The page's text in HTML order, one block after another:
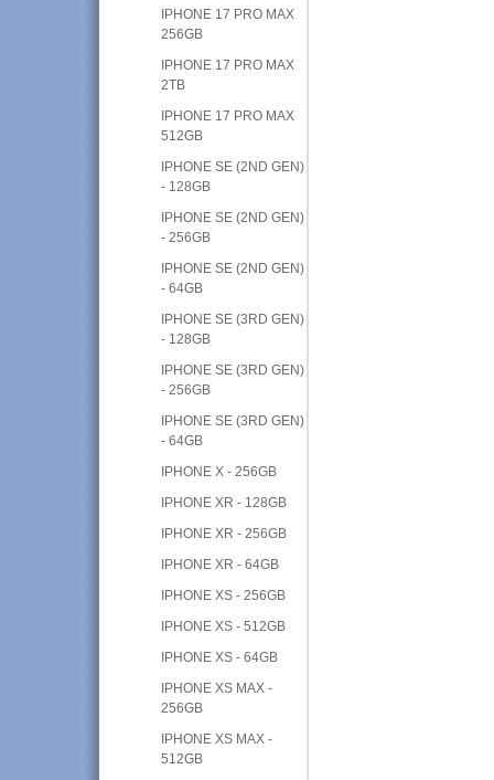
IPHONE 17 PRO MAX
256GB
IPHONE 17 PRO MAX
2TB
IPHONE 17 PRO MAX
512GB
IPHONE SE (2ND GEN)
- 128GB
IPHONE SE (2ND GEN)
- 256GB
IPHONE SE (2ND GEN)
- 64GB
IPHONE SE (3RD GEN)
- 128GB
IPHONE SE (3RD GEN)
- 256GB
IPHONE SE (3RD GEN)
- 64GB
IPHONE X - 256GB
IPHONE XR - 128GB
IPHONE XR - 256GB
IPHONE XR - 64GB
IPHONE XS - 256GB
IPHONE XS - 512GB
IPHONE XS - 64GB
IPHONE XS MAX -
256GB
IPHONE XS MAX -
512GB